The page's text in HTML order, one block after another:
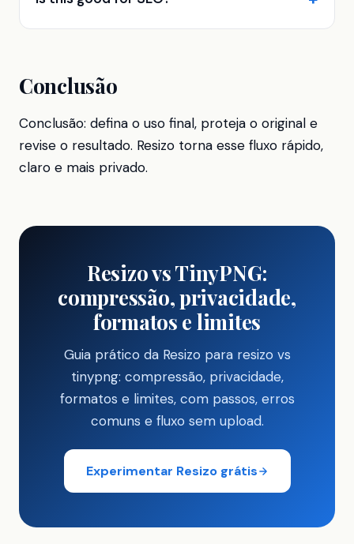
Conclusão
Conclusão: defina o uso final, proteja o original e
revise o resultado. Resizo torna esse fluxo rápido,
claro e mais privado.
Resizo vs TinyPNG:
compressão, privacidade,
formatos e limites
Guia prático da Resizo para resizo vs
tinypng: compressão, privacidade,
formatos e limites, com passos, erros
comuns e fluxo sem upload.
Experimentar Resizo grátis